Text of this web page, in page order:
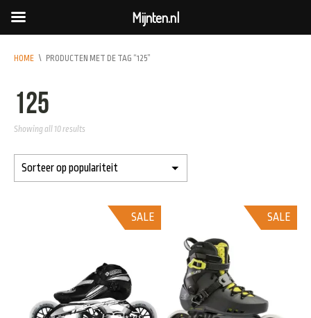
HOME \ PRODUCTEN MET DE TAG “125”
125
Showing all 10 results
SALE
SALE
Mijnten.nl